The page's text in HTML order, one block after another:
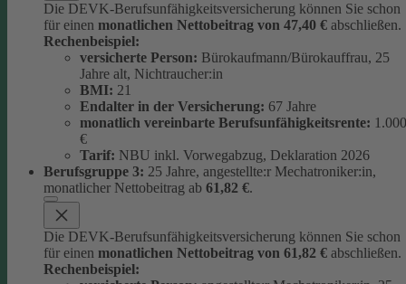
Die DEVK-Berufsunfähigkeitsversicherung können Sie schon
für einen monatlichen Nettobeitrag von 47,40 € abschließen.
Rechenbeispiel:
versicherte Person: Bürokaufmann/Bürokauffrau, 25
Jahre alt, Nichtraucher:in
BMI: 21
Endalter in der Versicherung: 67 Jahre
monatlich vereinbarte Berufsunfähigkeitsrente: 1.000
€
Tarif: NBU inkl. Vorwegabzug, Deklaration 2026
Berufsgruppe 3: 25 Jahre, angestellte:r Mechatroniker:in,
monatlicher Nettobeitrag ab 61,82 €.
Die DEVK-Berufsunfähigkeitsversicherung können Sie schon
für einen monatlichen Nettobeitrag von 61,82 € abschließen.
Rechenbeispiel: